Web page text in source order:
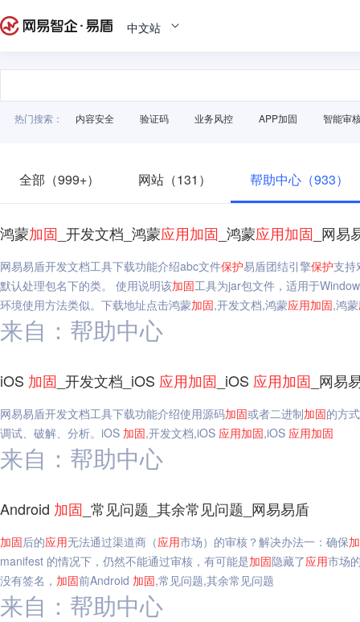
中文站
热门搜索： 内容安全 验证码 业务风控 APP加固 智能审
全部（999+） 网站（131） 帮助中心（933）
鸿蒙加固 _开发文档_鸿蒙应用加固 _鸿蒙应用加固 _网易
网易易盾开发文档工具下载功能介绍abc文件保护易盾团结引擎保护支持
默认处理包名下的类。 使用说明该加固工具为jar包文件，适用于
环境使用方法类似。下载地址点击鸿蒙加固,开发文档,鸿蒙应用加固,鸿蒙
来自：帮助中心
iOS 加固 _开发文档_iOS 应用加固 _iOS 应用加固 _网易
网易易盾开发文档工具下载功能介绍使用源码加固或者二进制加固的方
调试、破解、分析。iOS 加固,开发文档,iOS 应用加固,iOS 应用加固
来自：帮助中心
Android 加固 _常见问题_其余常见问题_网易易盾
加固后的应用无法通过渠道商（应用市场）的审核？解决办法一：确保
manifest 的情况下，仍然不能通过审核，有可能是加固隐藏了应用市场
没有签名， 加固前Android 加固,常见问题,其余常见问题
来自：帮助中心